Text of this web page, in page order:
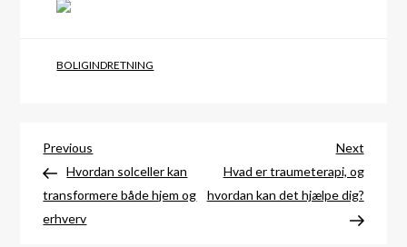
BOLIGINDRETNING
Indlægsnavigation
Previous
Post
Previous
Hvordan solceller kan
transformere både hjem og
erhverv
Next
Post
Next
Hvad er traumeterapi, og
hvordan kan det hjælpe dig?